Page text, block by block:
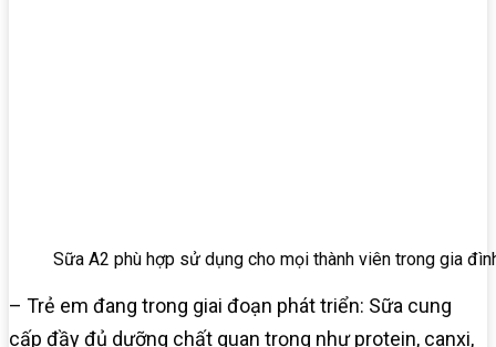
Sữa A2 phù hợp sử dụng cho mọi thành viên trong gia
– Trẻ em đang trong giai đoạn phát triển: Sữa cung
cấp đầy đủ dưỡng chất quan trọng như protein, canxi,